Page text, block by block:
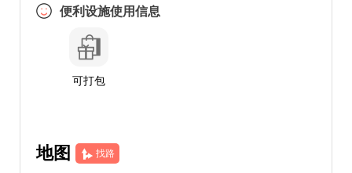
便利设施使用信息
可打包
地图 找路